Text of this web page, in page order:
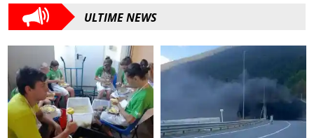
ULTIME NEWS